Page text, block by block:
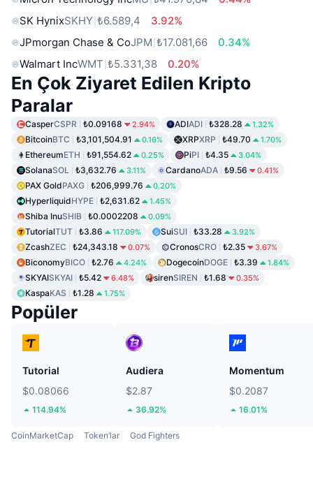
SK HynixSKHY ₺6.589,4
3.92%
JPmorgan Chase & CoJPM ₺17.081,66
0.34%
Walmart IncWMT ₺5.331,38 0.20%
En Çok Ziyaret Edilen Kripto
Paralar
CasperCSPR ₺0.09168 2.94% ADIADI ₺328.28 1.32%
BitcoinBTC ₺3,101,504.91 0.16% XRPXRP ₺49.70 1.70%
EthereumETH ₺91,554.62 0.25% PiPI ₺4.35 3.04%
SolanaSOL ₺3,632.76 3.11% CardanoADA ₺9.56 0.41%
PAX GoldPAXG ₺206,999.76 0.20%
HyperliquidHYPE ₺2,631.62 1.45%
Shiba InuSHIB ₺0.0002208 0.09%
TutorialTUT ₺3.86 117.09% SuiSUI ₺33.28 3.92%
ZcashZEC ₺24,343.18 0.07% CronosCRO ₺2.35 3.67%
BiconomyBICO ₺2.76 4.24% DogecoinDOGE ₺3.39 1.84%
SKYAISKYAI ₺5.42 6.48% sirenSIREN ₺1.68 0.35%
KaspaKAS ₺1.28 1.75%
Popüler
Tutorial
$0.08066
114.94%
Audiera
$2.87
36.92%
Momentum
$0.2087
16.01%
CoinMarketCap Token’lar God Fighters